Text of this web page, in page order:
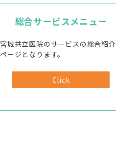
総合サービスメニュー
宮城共立医院のサービスの総合紹介
ページとなります。
Click